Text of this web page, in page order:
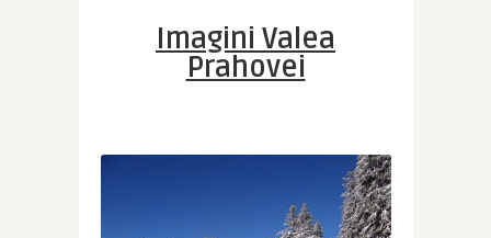
Imagini Valea
Prahovei